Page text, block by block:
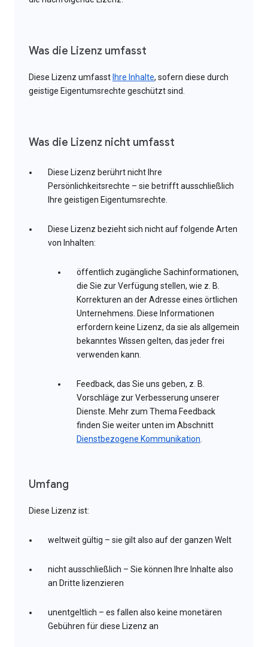
Was die Lizenz umfasst
Diese Lizenz umfasst Ihre Inhalte, sofern diese durch
geistige Eigentumsrechte geschützt sind.
Was die Lizenz nicht umfasst
Diese Lizenz berührt nicht Ihre
Persönlichkeitsrechte – sie betrifft ausschließlich
Ihre geistigen Eigentumsrechte.
Diese Lizenz bezieht sich nicht auf folgende Arten
von Inhalten:
öffentlich zugängliche Sachinformationen,
die Sie zur Verfügung stellen, wie z. B.
Korrekturen an der Adresse eines örtlichen
Unternehmens. Diese Informationen
erfordern keine Lizenz, da sie als allgemein
bekanntes Wissen gelten, das jeder frei
verwenden kann.
Feedback, das Sie uns geben, z. B.
Vorschläge zur Verbesserung unserer
Dienste. Mehr zum Thema Feedback
finden Sie weiter unten im Abschnitt
Dienstbezogene Kommunikation.
Umfang
Diese Lizenz ist:
weltweit gültig – sie gilt also auf der ganzen Welt
nicht ausschließlich – Sie können Ihre Inhalte also
an Dritte lizenzieren
unentgeltlich – es fallen also keine monetären
Gebühren für diese Lizenz an